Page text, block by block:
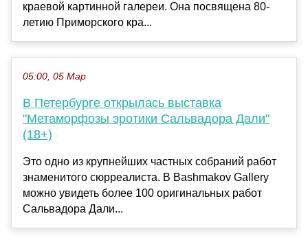
краевой картинной галереи. Она посвящена 80-
летию Приморского кра...
05:00, 05 Мар
В Петербурге открылась выставка
"Метаморфозы эротики Сальвадора Дали"
(18+)
Это одно из крупнейших частных собраний работ
знаменитого сюрреалиста. В Bashmakov Gallery
можно увидеть более 100 оригинальных работ
Сальвадора Дали...